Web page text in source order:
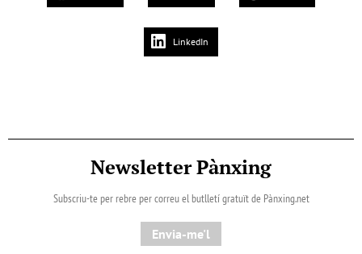
LinkedIn
Newsletter Pànxing
Subscriu-te per rebre per correu el butlletí gratuït de Pànxing.net​
Envia-me'l